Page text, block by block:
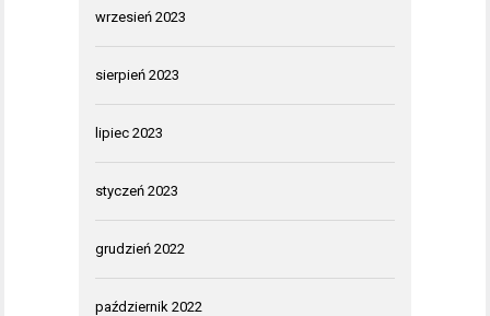
wrzesień 2023
sierpień 2023
lipiec 2023
styczeń 2023
grudzień 2022
październik 2022